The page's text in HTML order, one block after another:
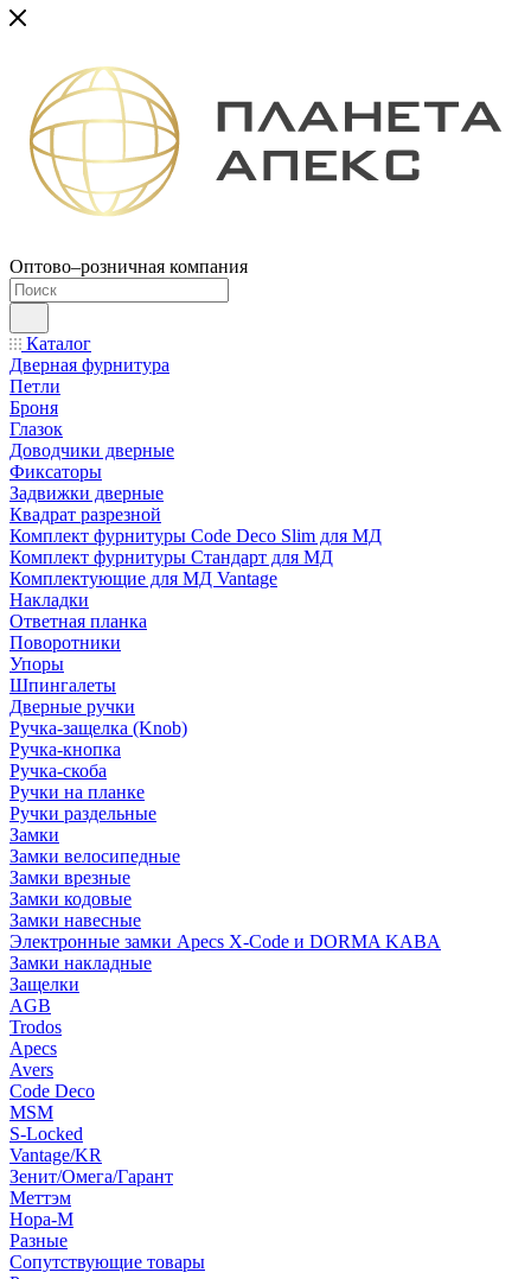
Оптово–розничная компания
Каталог
Дверная фурнитура
Петли
Броня
Глазок
Доводчики дверные
Фиксаторы
Задвижки дверные
Квадрат разрезной
Комплект фурнитуры Code Deco Slim для МД
Комплект фурнитуры Стандарт для МД
Комплектующие для МД Vantage
Накладки
Ответная планка
Поворотники
Упоры
Шпингалеты
Дверные ручки
Ручка-защелка (Knob)
Ручка-кнопка
Ручка-скоба
Ручки на планке
Ручки раздельные
Замки
Замки велосипедные
Замки врезные
Замки кодовые
Замки навесные
Электронные замки Apecs X-Code и DORMA KABA
Замки накладные
Защелки
AGB
Trodos
Apecs
Avers
Code Deco
MSM
S-Locked
Vantage/KR
Зенит/Омега/Гарант
Меттэм
Нора-М
Разные
Сопутствующие товары